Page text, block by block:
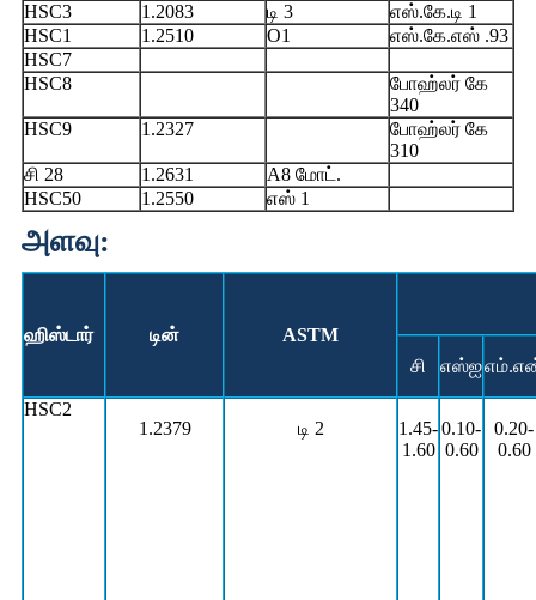
HSC3
1.2083 டி 3
எஸ்.கே.டி 1
HSC1
1.2510 O1
எஸ்.கே.எஸ் .93
HSC7
HSC8
போஹ்லர் கே
340
HSC9
1.2327
போஹ்லர் கே
310
சி 28
1.2631
A8 மோட்.
HSC50
1.2550 எஸ் 1
அளவு:
ஹிஸ்டார் டின்
ASTM
சி
எஸ்ஐ
HSC2
1.2379
டி 2
1.45-
1.60
0.10-
0.60
0.20-
0.60